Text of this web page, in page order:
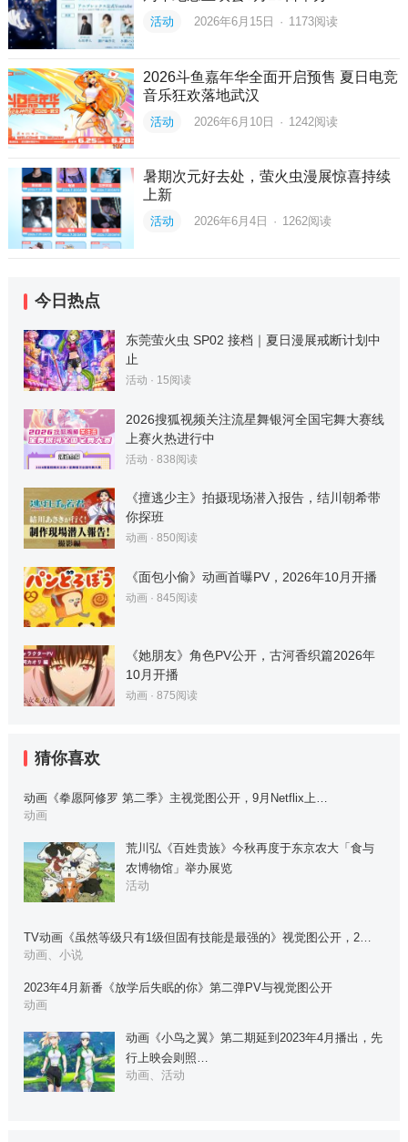
活动 2026年6月15日 · 1173阅读
2026斗鱼嘉年华全面开启预售 夏日电竞
音乐狂欢落地武汉
活动 2026年6月10日 · 1242阅读
暑期次元好去处，萤火虫漫展惊喜持续
上新
活动 2026年6月4日 · 1262阅读
今日热点
东莞萤火虫 SP02 接档｜夏日漫展戒断计划中
止
活动 · 15阅读
2026搜狐视频关注流星舞银河全国宅舞大赛线
上赛火热进行中
活动 · 838阅读
《擅逃少主》拍摄现场潜入报告，结川朝希带
你探班
动画· 850阅读
《面包小偷》动画首曝PV，2026年10月开播
动画· 845阅读
《她朋友》角色PV公开，古河香织篇2026年
10月开播
动画· 875阅读
猜你喜欢
动画《拳愿阿修罗 第二季》主视觉图公开，9月Netflix上…
动画
荒川弘《百姓贵族》今秋再度于东京农大「食与
农博物馆」举办展览
活动
TV动画《虽然等级只有1级但固有技能是最强的》视觉图公开，2…
动画、小说
2023年4月新番《放学后失眠的你》第二弹PV与视觉图公开
动画
动画《小鸟之翼》第二期延到2023年4月播出，先
行上映会则照…
动画、活动